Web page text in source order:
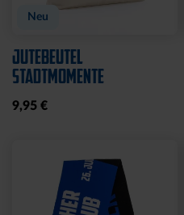
Neu
JUTEBEUTEL
STADTMOMENTE
9,95 €